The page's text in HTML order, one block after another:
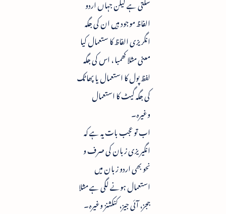
الفاظ موجود ہیں ان کی جگہ
انگریزی الفاظ کا ستعمال کیا
معنی مثلا کھمبا ، اس کی جگہ
لفظ پول کا استعمال یا پھاٹک
کی جگہ گیٹ کا استعمال
وغیرہ۔
اب تو عجب بات یہ ہے کہ
انگیریزی زبان کی صرف و
نحو بھی اردو زبان میں
استعمال ہونے لگی ہے مثلا
ججز، آئی جیز، کنکشنز وغیرہ۔